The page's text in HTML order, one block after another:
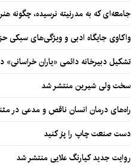
جامعه‌ای که به مدرنیته نرسیده، چگونه
واکاوی جایگاه ادبی و ویژگی‌های سبکی
تشکیل دبیرخانه دائمی «یاران خراسانی»
سخت ولی شیرین منتشر شد
راه‌های درمان انسان ناقص و مدعی در
دست صنعت چاپ را پرُ کنید
روایت جدید کیارنگ علایی منتشر شد